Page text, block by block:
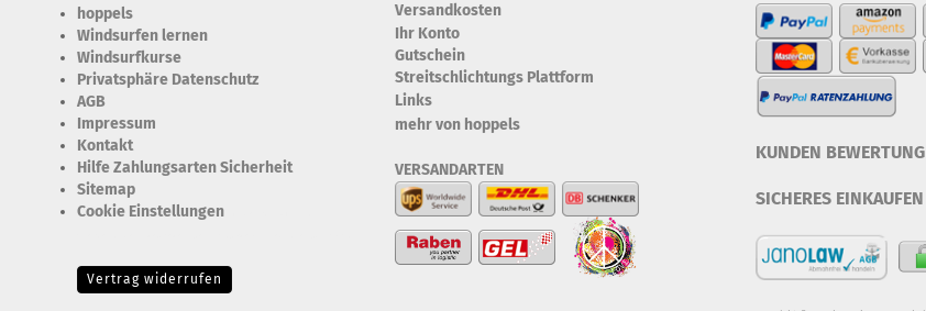
hoppels
Windsurfen lernen
Windsurfkurse
Privatsphäre Datenschutz
AGB
Impressum
Kontakt
Hilfe Zahlungsarten Sicherheit
Sitemap
Cookie Einstellungen
Vertrag widerrufen
Versandkosten
Ihr Konto
Gutschein
Streitschlichtungs Plattform
Links
mehr von hoppels
VERSANDARTEN
KUNDEN BEWERTUNG
SICHERES EINKAUFEN